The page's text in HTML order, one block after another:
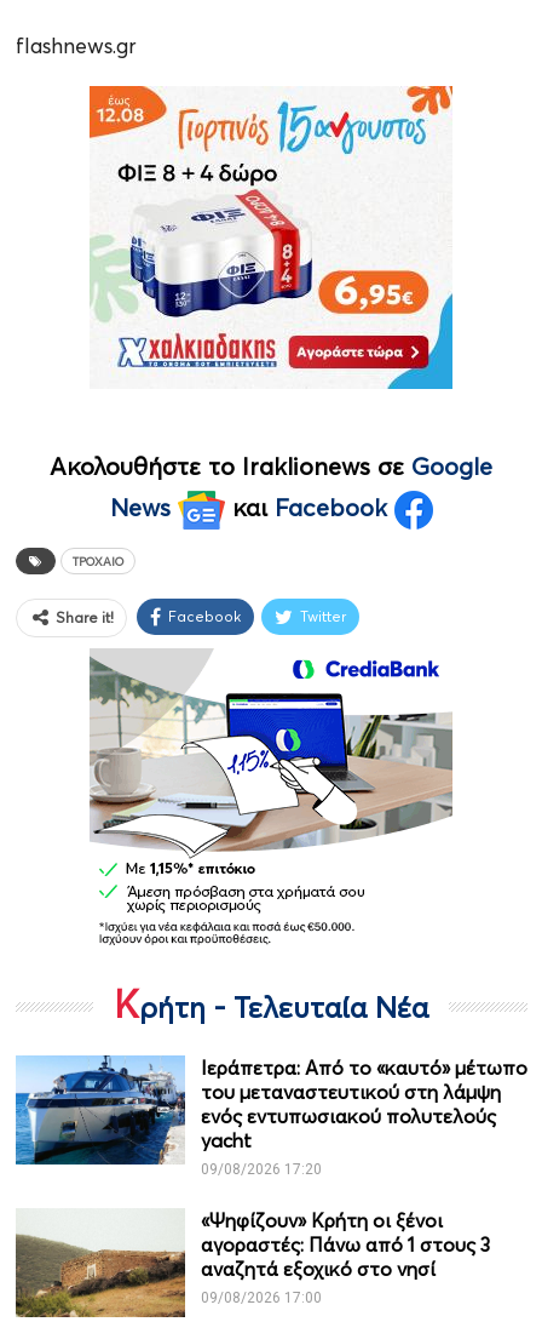
flashnews.gr
Ακολουθήστε το Iraklionews σε Google
News
και Facebook
ΤΡΟΧΑΊΟ
Share it! Facebook Twitter
Κρήτη - Τελευταία Νέα
Ιεράπετρα: Από το «καυτό» μέτωπο
του μεταναστευτικού στη λάμψη
ενός εντυπωσιακού πολυτελούς
yacht
09/08/2026 17:20
«Ψηφίζουν» Κρήτη οι ξένοι
αγοραστές: Πάνω από 1 στους 3
αναζητά εξοχικό στο νησί
09/08/2026 17:00